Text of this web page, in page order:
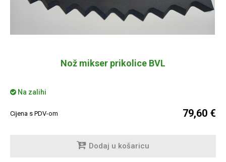
Nož mikser prikolice BVL
Na zalihi
Cijena s PDV-om 79,60 €
Dodaj u košaricu